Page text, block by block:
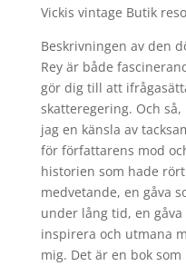
Vickis vintage Butik
Beskrivningen av den
Rey är både
gör dig till att
skatteregering. Och
jag en känsla av
för författarens mod
historien som hade
medvetande, en gåva
under lång tid, en
inspirera och utmana
mig. Det är en bok